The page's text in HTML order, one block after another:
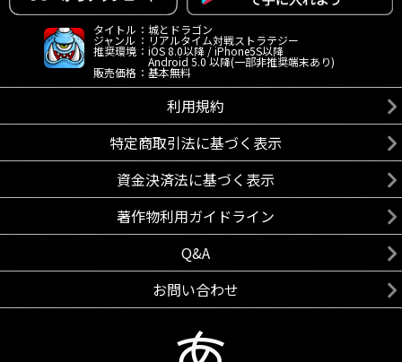
タイトル ： 城とドラゴン
ジャンル ： リアルタイム対戦ストラテジー
推奨環境 ： iOS 8.0以降 / iPhone5S以降
Android 5.0 以降(一部非推奨端末あり)
販売価格 ： 基本無料
利用規約
特定商取引法に基づく表示
資金決済法に基づく表示
著作物利用ガイドライン
Q&A
お問い合わせ